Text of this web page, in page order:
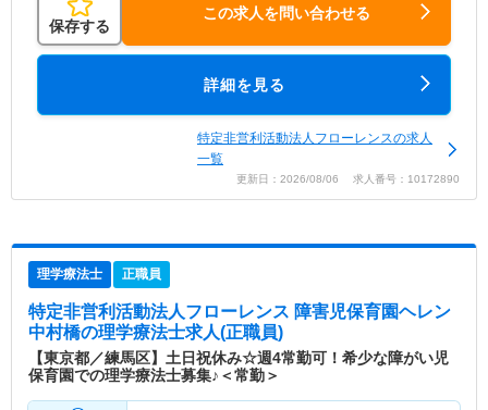
保存する
この求人を問い合わせる
詳細を見る
特定非営利活動法人フローレンスの求人
一覧
更新日：2026/08/06 求人番号：10172890
理学療法士 正職員
特定非営利活動法人フローレンス 障害児保育園ヘレン
中村橋の理学療法士求人(正職員)
【東京都／練馬区】土日祝休み☆週4常勤可！希少な障がい児
保育園での理学療法士募集♪＜常勤＞